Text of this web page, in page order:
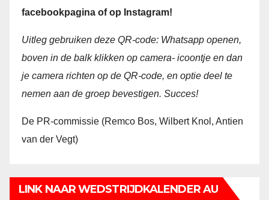
facebookpagina of op Instagram!
Uitleg gebruiken deze QR-code: Whatsapp openen,
boven in de balk klikken op camera- icoontje en dan
je camera richten op de QR-code, en optie deel te
nemen aan de groep bevestigen. Succes!
De PR-commissie (Remco Bos, Wilbert Knol, Antien
van der Vegt)
LINK NAAR WEDSTRIJDKALENDER AU